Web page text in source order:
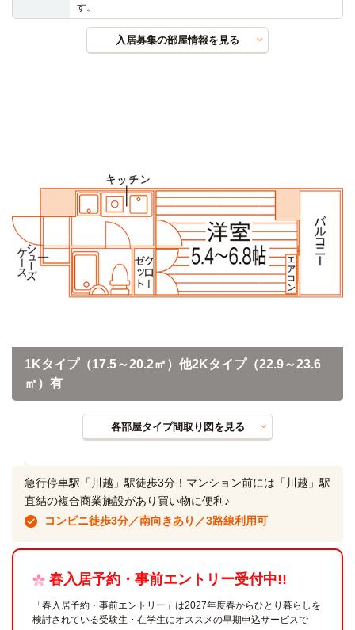
す。
入居募集の部屋情報を見る
1Kタイプ（17.5～20.2㎡）他2Kタイプ（22.9～23.6
㎡）有
各部屋タイプ間取り図を見る
急行停車駅「川越」駅徒歩3分！マンション前には「川越」駅
直結の複合商業施設があり買い物に便利♪
コンビニ徒歩3分／南向きあり／3路線利用可
春入居予約・事前エントリー受付中!!
「春入居予約・事前エントリー」は2027年度春からひとり暮らしを
検討されている受験生・在学生にオススメの早期申込サービスで